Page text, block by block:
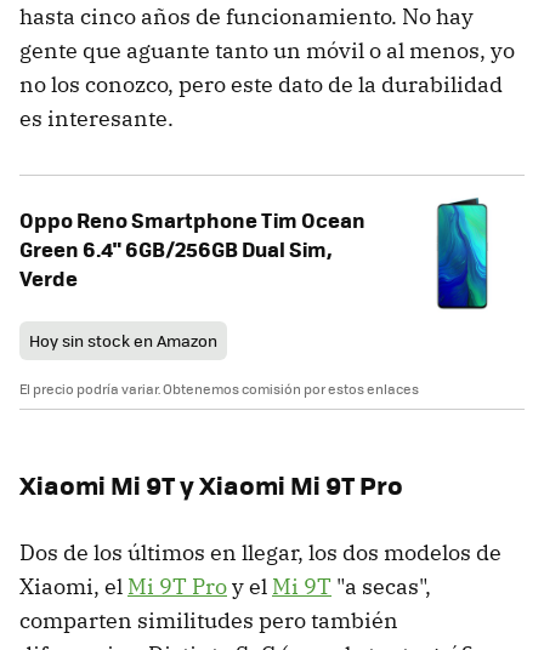
hasta cinco años de funcionamiento. No hay
gente que aguante tanto un móvil o al menos, yo
no los conozco, pero este dato de la durabilidad
es interesante.
Oppo Reno Smartphone Tim Ocean
Green 6.4" 6GB/256GB Dual Sim,
Verde
Hoy sin stock en Amazon
El precio podría variar. Obtenemos comisión por estos enlaces
Xiaomi Mi 9T y Xiaomi Mi 9T Pro
Dos de los últimos en llegar, los dos modelos de
Xiaomi, el Mi 9T Proy el Mi 9T "a secas",
comparten similitudes pero también